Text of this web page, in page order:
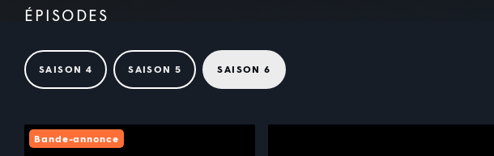
ÉPISODES
SAISON 4 SAISON 5 SAISON 6
Bande-annonce